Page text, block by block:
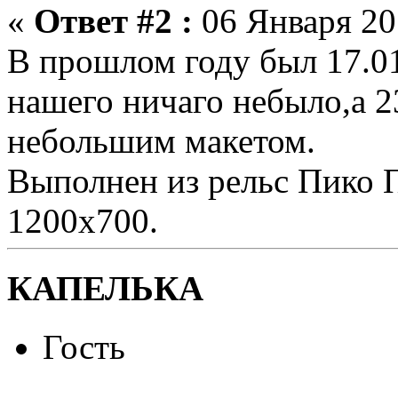
« Ответ #2 : 06 Января
В прошлом году был
нашего ничаго небыло,а
небольшим макетом.
Выполнен из рельс Пико
1200х700.
КАПЕЛЬКА
Гость